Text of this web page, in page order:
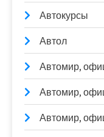
Автокурсы
Автол
Автомир,
Автомир,
Автомир,